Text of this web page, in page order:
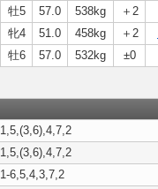
牡5 57.0 538kg ＋2
牝4 51.0 458kg ＋2
牡6 57.0 532kg ±0
1,5,(3,6),4,7,2
1,5,(3,6),4,7,2
1-6,5,4,3,7,2